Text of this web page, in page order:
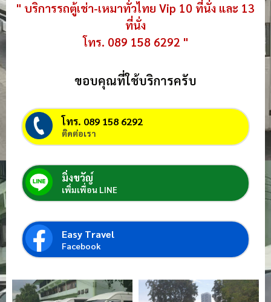
" บริการรถตู้เช่า-เหมาทั่วไทย Vip 10 ที่นั่ง และ 13
ที่นั่ง
โทร. 089 158 6292 "
ขอบคุณที่ใช้บริการครับ
โทร. 089 158 6292
ติดต่อเรา
มิ่งขวัญ์
เพิ่มเพื่อน LINE
Easy Travel
Facebook